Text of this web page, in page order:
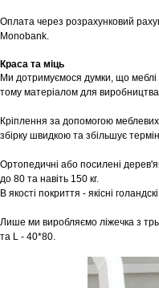
Оплата через розрахунковий
Monobank.
Краса та міць
Ми дотримуємося думки, що меблі
тому матеріалом для
Кріплення за допомогою
збірку швидкою та збільшує
Ортопедичні або посилені
до 80 та навіть 150 кг.
В якості покриття - якісні
Лише ми виробляємо ліжечка з
та L - 40*80.